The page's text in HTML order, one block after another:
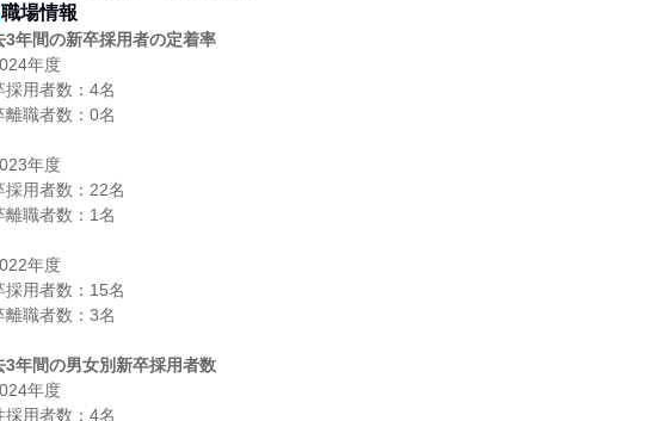
職場情報
3年間の新卒採用者の定着率
年度
採用者数：4名
離職者数：0名
年度
採用者数：22名
離職者数：1名
年度
採用者数：15名
離職者数：3名
3年間の男女別新卒採用者数
年度
採用者数：4名